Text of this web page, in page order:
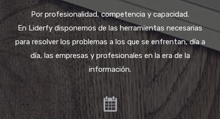
Por profesionalidad, competencia y capacidad.
En Liderfy disponemos de las herramientas necesarias
para resolver los problemas a los que se enfrentan, día a
día, las empresas y profesionales en la era de la
información.